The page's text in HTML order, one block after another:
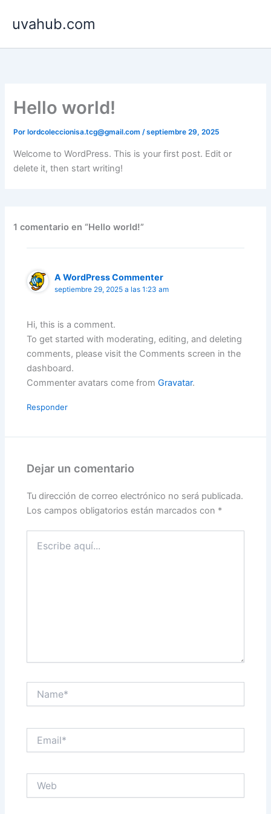
uvahub.com
Hello world!
Por lordcoleccionisa.tcg@gmail.com /septiembre 29, 2025
Welcome to WordPress. This is your first post. Edit or
delete it, then start writing!
1 comentario en “Hello world!”
A WordPress Commenter
septiembre 29, 2025 a las 1:23 am
Hi, this is a comment.
To get started with moderating, editing, and deleting
comments, please visit the Comments screen in the
dashboard.
Commenter avatars come fromGravatar.
Responder
Dejar un comentario
Tu dirección de correo electrónico no será publicada.
Los campos obligatorios están marcados con *
aquí...